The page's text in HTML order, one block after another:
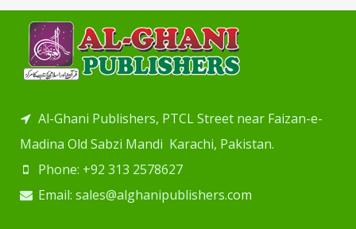
Al-Ghani Publishers, PTCL Street near Faizan-e-
Madina Old Sabzi Mandi Karachi, Pakistan.
Phone: +92 313 2578627
Email: sales@alghanipublishers.com